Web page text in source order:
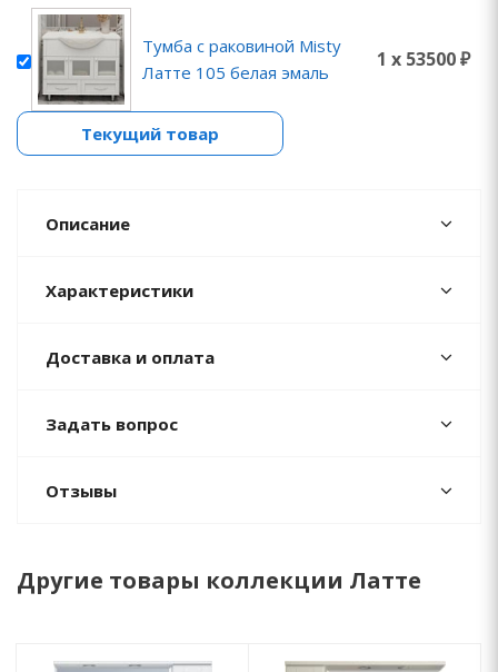
Тумба с раковиной Misty
Латте 105 белая эмаль
1 x 53500 ₽
Текущий товар
Описание
Характеристики
Доставка и оплата
Задать вопрос
Отзывы
Другие товары коллекции Латте